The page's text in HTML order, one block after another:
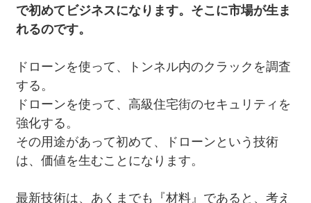
で初めてビジネスになります。そこに市場が生ま
れるのです。
ドローンを使って、トンネル内のクラックを調査
する。
ドローンを使って、高級住宅街のセキュリティを
強化する。
その用途があって初めて、ドローンという技術
は、価値を生むことになります。
最新技術は、あくまでも『材料』であると、考え